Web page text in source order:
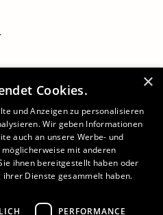
×
Cookies.
und Anzeigen zu personalisieren
Wir geben Informationen
auch an unsere Werbe- und
mit anderen
ihnen bereitgestellt haben oder
Dienste gesammelt haben.
PERFORMANCE